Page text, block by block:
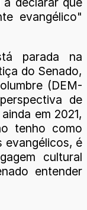
evangélico"
parada na
do Senado,
(DEM-
de
em 2021,
tenho como
evangélicos, é
cultural
entender